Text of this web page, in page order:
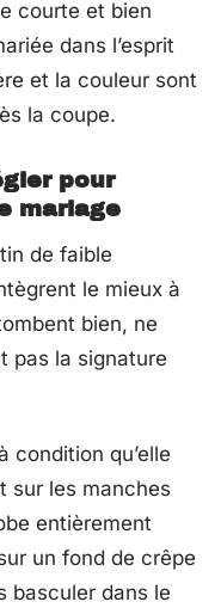
courte et bien
dans l’esprit
et la couleur sont
la coupe.
pour
mariage
de faible
le mieux à
bien, ne
pas la signature
condition qu’elle
sur les manches
entièrement
un fond de crêpe
basculer dans le